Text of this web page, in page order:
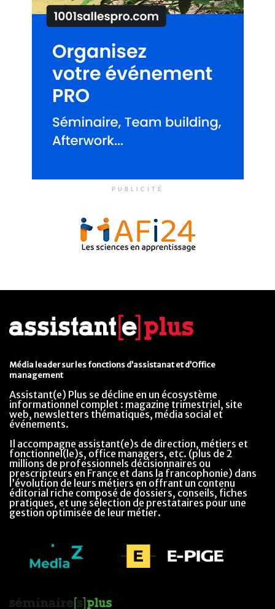
PUBLICITÉ
Média leader sur les fonctions d’assistanat et d’Office
management
Assistant(e) Plus se décline en un écosystème
informationnel complet : magazine trimestriel, site
web, newsletters thématiques, média social et
événements.
Il accompagne assistant(e)s de direction, métiers et
fonctionnel(le)s, office managers, etc. (plus de 2
millions de professionnels décisionnaires ou
prescripteurs en France et dans la francophonie) dans
l’évolution de leurs métiers en offrant un contenu
éditorial riche composé de dossiers, conseils, fiches
pratiques, et une sélection de prestataires pour une
gestion optimisée de leur métier.